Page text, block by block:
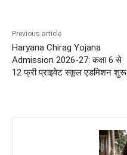
Previous article
Haryana Chirag Yojana
Admission 2026-27: कक्षा 6 से
12 फ्री प्राइवेट स्कूल एडमिशन शुरू